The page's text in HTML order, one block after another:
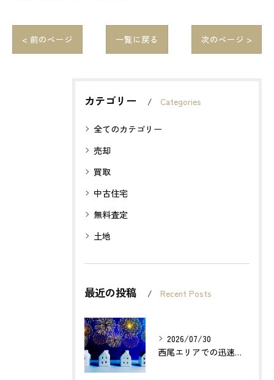
< 前のページ 一覧に戻る 次のページ >
カテゴリー Categories
全てのカテゴリー
売却
買取
中古住宅
無料査定
土地
最近の投稿 Recent Posts
2026/07/30
西尾エリアでの迅速確実な不動産買取のポイントは？